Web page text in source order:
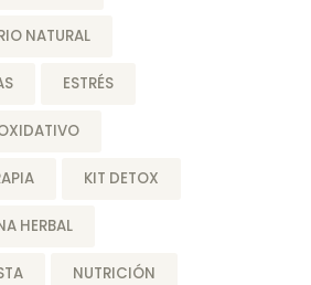
NATURAL
ESTRÉS
KIT DETOX
HERBAL
NUTRICIÓN